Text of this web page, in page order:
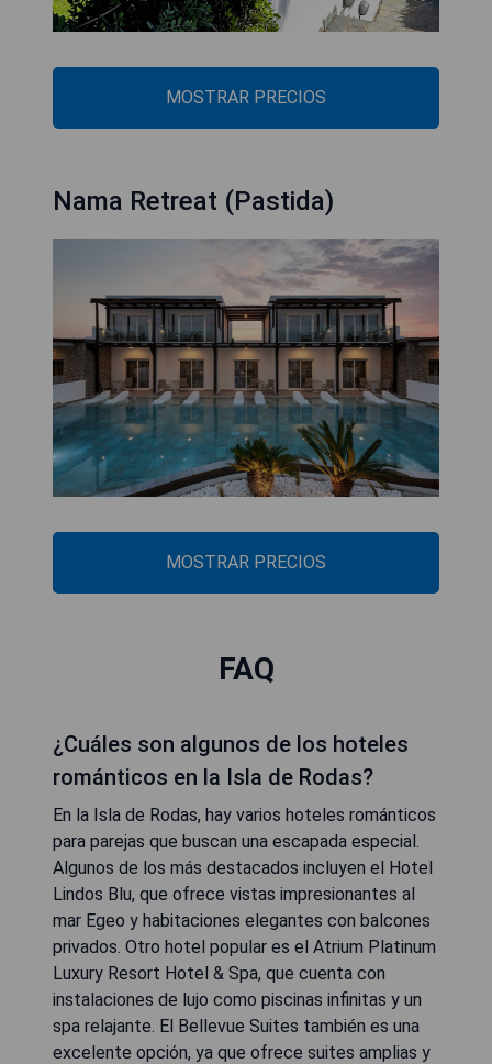
MOSTRAR PRECIOS
Nama Retreat (Pastida)
MOSTRAR PRECIOS
FAQ
¿Cuáles son algunos de los hoteles
románticos en la Isla de Rodas?
En la Isla de Rodas, hay varios hoteles románticos
para parejas que buscan una escapada especial.
Algunos de los más destacados incluyen el Hotel
Lindos Blu, que ofrece vistas impresionantes al
mar Egeo y habitaciones elegantes con balcones
privados. Otro hotel popular es el Atrium Platinum
Luxury Resort Hotel & Spa, que cuenta con
instalaciones de lujo como piscinas infinitas y un
spa relajante. El Bellevue Suites también es una
excelente opción, ya que ofrece suites amplias y